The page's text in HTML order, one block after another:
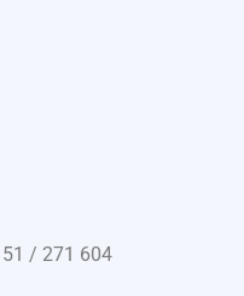
/ 271 604